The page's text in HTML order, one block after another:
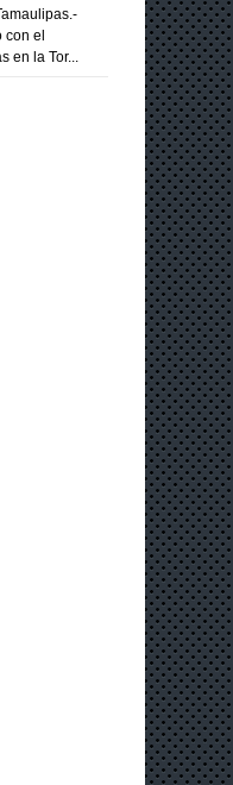
con el
en la Tor...